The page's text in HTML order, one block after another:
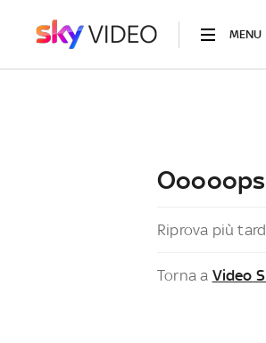
MENU
Riprova più
Torna a Video